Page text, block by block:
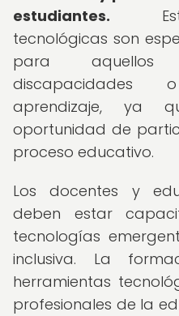
estudiantes.
tecnológicas son
para aquellos
aprendizaje, ya
oportunidad de
proceso educativo.
Los docentes y
deben estar
tecnologías
inclusiva. La
herramientas
profesionales de la